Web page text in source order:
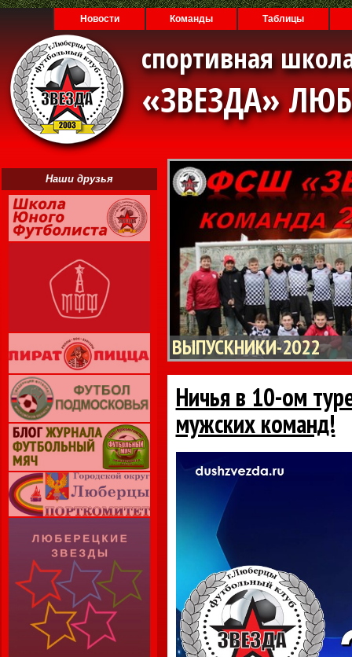
Новости Команды Таблицы
спортивная
«ЗВЕЗДА»
Наши друзья
ВЫПУСКНИКИ-2022
Ничья в 10-ом
мужских команд!